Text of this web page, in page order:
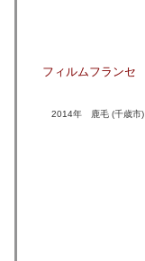
フィルムフランセ
2014年 鹿毛 (千歳市)